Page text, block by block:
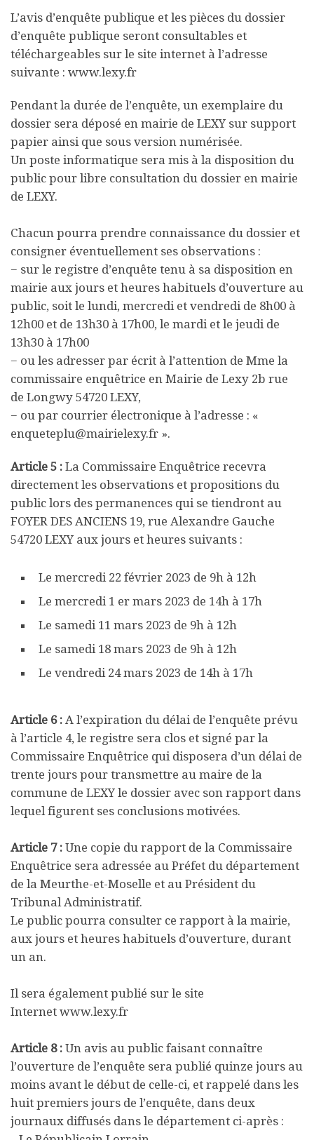
L’avis d’enquête publique et les pièces du dossier
d’enquête publique seront consultables et
téléchargeables sur le site internet à l’adresse
suivante : www.lexy.fr
Pendant la durée de l’enquête, un exemplaire du
dossier sera déposé en mairie de LEXY sur support
papier ainsi que sous version numérisée.
Un poste informatique sera mis à la disposition du
public pour libre consultation du dossier en mairie
de LEXY.
Chacun pourra prendre connaissance du dossier et
consigner éventuellement ses observations :
− sur le registre d’enquête tenu à sa disposition en
mairie aux jours et heures habituels d’ouverture au
public, soit le lundi, mercredi et vendredi de 8h00 à
12h00 et de 13h30 à 17h00, le mardi et le jeudi de
13h30 à 17h00
− ou les adresser par écrit à l’attention de Mme la
commissaire enquêtrice en Mairie de Lexy 2b rue
de Longwy 54720 LEXY,
− ou par courrier électronique à l’adresse : «
enqueteplu@mairielexy.fr ».
Article 5 : La Commissaire Enquêtrice recevra
directement les observations et propositions du
public lors des permanences qui se tiendront au
FOYER DES ANCIENS 19, rue Alexandre Gauche
54720 LEXY aux jours et heures suivants :
Le mercredi 22 février 2023 de 9h à 12h
Le mercredi 1 er mars 2023 de 14h à 17h
Le samedi 11 mars 2023 de 9h à 12h
Le samedi 18 mars 2023 de 9h à 12h
Le vendredi 24 mars 2023 de 14h à 17h
Article 6 : A l’expiration du délai de l’enquête prévu
à l’article 4, le registre sera clos et signé par la
Commissaire Enquêtrice qui disposera d’un délai de
trente jours pour transmettre au maire de la
commune de LEXY le dossier avec son rapport dans
lequel figurent ses conclusions motivées.
Article 7 : Une copie du rapport de la Commissaire
Enquêtrice sera adressée au Préfet du département
de la Meurthe-et-Moselle et au Président du
Tribunal Administratif.
Le public pourra consulter ce rapport à la mairie,
aux jours et heures habituels d’ouverture, durant
un an.
Il sera également publié sur le site
Internet www.lexy.fr
Article 8 : Un avis au public faisant connaître
l’ouverture de l’enquête sera publié quinze jours au
moins avant le début de celle-ci, et rappelé dans les
huit premiers jours de l’enquête, dans deux
journaux diffusés dans le département ci-après :